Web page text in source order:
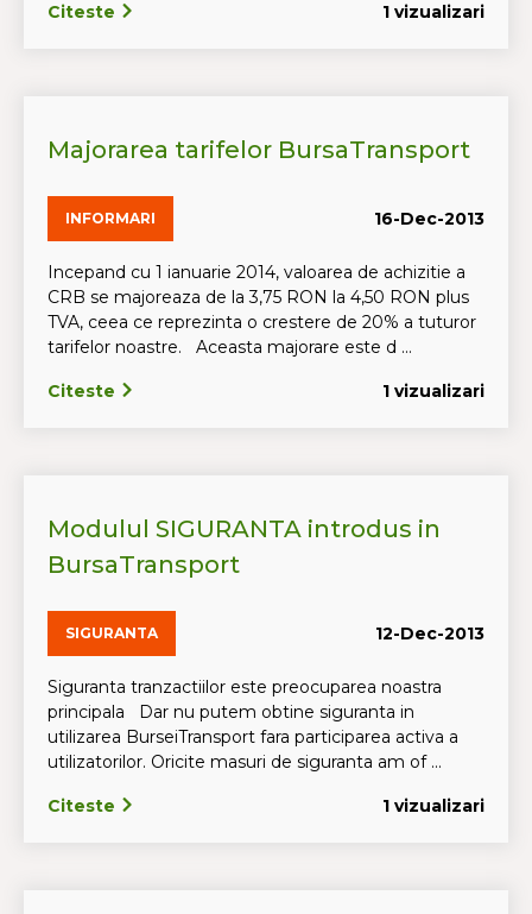
Citeste 1 vizualizari
Majorarea tarifelor BursaTransport
INFORMARI 16-Dec-2013
Incepand cu 1 ianuarie 2014, valoarea de achizitie a
CRB se majoreaza de la 3,75 RON la 4,50 RON plus
TVA, ceea ce reprezinta o crestere de 20% a tuturor
tarifelor noastre. Aceasta majorare este d ...
Citeste 1 vizualizari
Modulul SIGURANTA introdus in
BursaTransport
SIGURANTA 12-Dec-2013
Siguranta tranzactiilor este preocuparea noastra
principala Dar nu putem obtine siguranta in
utilizarea BurseiTransport fara participarea activa a
utilizatorilor. Oricite masuri de siguranta am of ...
Citeste 1 vizualizari